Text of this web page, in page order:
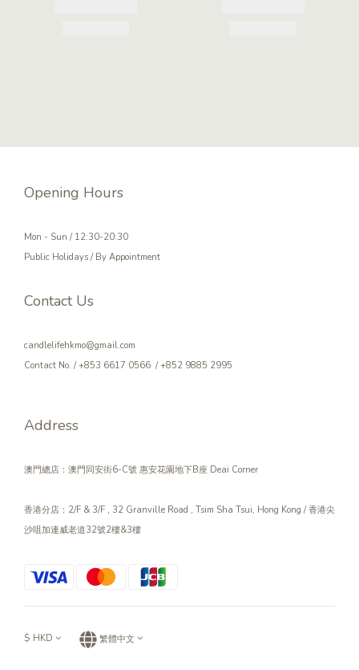
Opening Hours
Mon - Sun / 12:30-20:30
Public Holidays / By Appointment
Contact Us
candlelifehkmo@gmail.com
Contact No. / +853 6617 0566 / +852 9885 2995
Address
澳門總店：澳門同安街6-C號 惠安花園地下B座 Deai Corner
香港分店：2/F & 3/F , 32 Granville Road , Tsim Sha Tsui, Hong Kong / 香港尖
沙咀加連威老道32號2樓&3樓
$ HKD 繁體中文